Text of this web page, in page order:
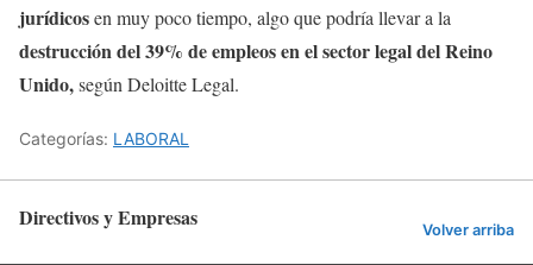
jurídicosen muy poco tiempo, algo que podría llevar a la
destrucción del 39% de empleos en el sector legal del Reino
Unido,según Deloitte Legal.
Categorías: LABORAL
Directivos y Empresas Volver arriba